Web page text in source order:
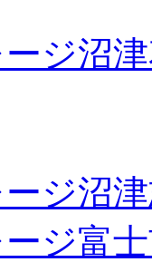
ジ沼
ジ沼
ジ富